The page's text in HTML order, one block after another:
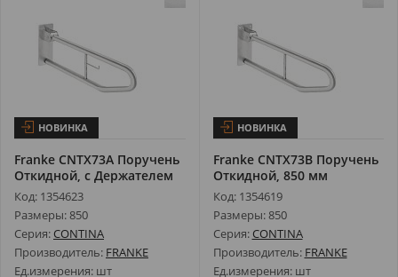
НОВИНКА
Franke CNTX73A Поручень
Откидной, с Держателем
для Р...
Код: 1354623
Размеры: 850
Серия: CONTINA
Производитель: FRANKE
Ед.измерения: шт
НОВИНКА
Franke CNTX73B Поручень
Откидной, 850 мм
Код: 1354619
Размеры: 850
Серия: CONTINA
Производитель: FRANKE
Ед.измерения: шт